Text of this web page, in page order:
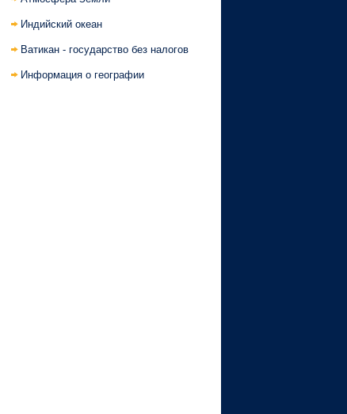
Индийский океан
Ватикан - государство без налогов
Информация о географии